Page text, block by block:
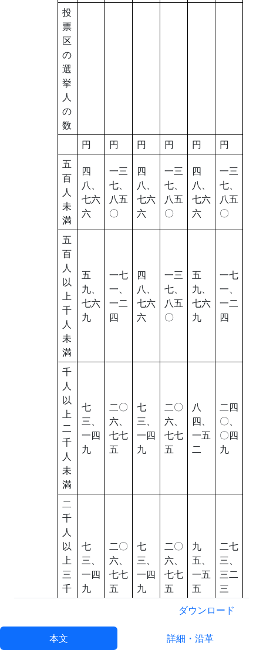
投
票
区
の
選
挙
人
の
数
円
円 円 円 円
円
五
百
人
未
満
四
八、
七六
六
一三
七、
八五
〇
四
八、
七六
六
一三
七、
八五
〇
四
八、
七六
六
一三
七、
八五
〇
五
百
人
以
上
千
人
未
満
五
九、
七六
九
一七
一、
一二
四
四
八、
七六
六
一三
七、
八五
〇
五
九、
七六
九
一七
一、
一二
四
千
人
以
上
二
千
人
未
満
七
三、
一四
九
二〇
六、
七七
五
七
三、
一四
九
二〇
六、
七七
五
八
四、
一五
二
二四
〇、
〇四
九
二
千
人
以
上
三
千
人
満
七
三、
一四
九
二〇
六、
七七
五
七
三、
一四
九
二〇
六、
七七
五
九
五、
一五
五
二七
三、
三二
三
ダウンロード
本文 詳細・沿革